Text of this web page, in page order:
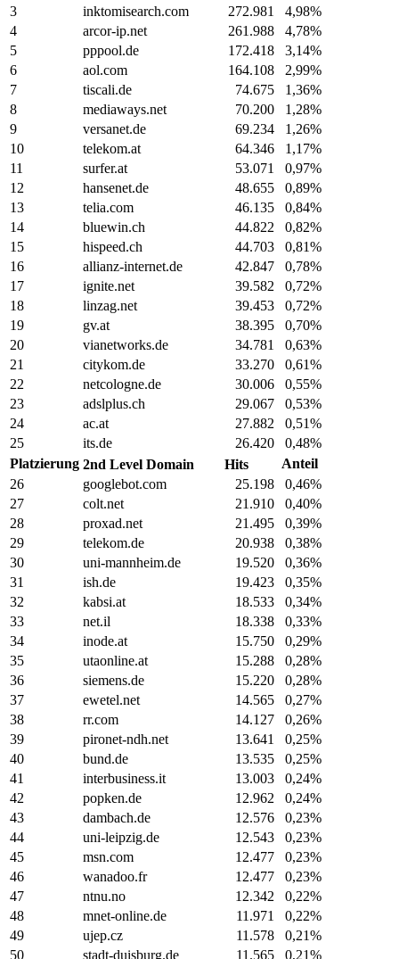
3
inktomisearch.com 272.981
4,98%
4
arcor-ip.net 261.988
4,78%
5
pppool.de 172.418
3,14%
6
aol.com 164.108
2,99%
7
tiscali.de 74.675
1,36%
8
mediaways.net 70.200
1,28%
9
versanet.de 69.234
1,26%
10
telekom.at 64.346
1,17%
11
surfer.at 53.071
0,97%
12
hansenet.de 48.655
0,89%
13
telia.com 46.135
0,84%
14
bluewin.ch 44.822
0,82%
15
hispeed.ch 44.703
0,81%
16
allianz-internet.de 42.847
0,78%
17
ignite.net 39.582
0,72%
18
linzag.net 39.453
0,72%
19
gv.at 38.395
0,70%
20
vianetworks.de 34.781
0,63%
21
citykom.de 33.270
0,61%
22
netcologne.de 30.006
0,55%
23
adslplus.ch 29.067
0,53%
24
ac.at 27.882
0,51%
25
its.de 26.420
0,48%
Platzierung 2nd Level Domain Hits
Anteil
26
googlebot.com 25.198
0,46%
27
colt.net 21.910
0,40%
28
proxad.net 21.495
0,39%
29
telekom.de 20.938
0,38%
30
uni-mannheim.de 19.520
0,36%
31
ish.de 19.423
0,35%
32
kabsi.at 18.533
0,34%
33
net.il 18.338
0,33%
34
inode.at 15.750
0,29%
35
utaonline.at 15.288
0,28%
36
siemens.de 15.220
0,28%
37
ewetel.net 14.565
0,27%
38
rr.com 14.127
0,26%
39
pironet-ndh.net 13.641
0,25%
40
bund.de 13.535
0,25%
41
interbusiness.it 13.003
0,24%
42
popken.de 12.962
0,24%
43
dambach.de 12.576
0,23%
44
uni-leipzig.de 12.543
0,23%
45
msn.com 12.477
0,23%
46
wanadoo.fr 12.477
0,23%
47
ntnu.no 12.342
0,22%
48
mnet-online.de 11.971
0,22%
49
ujep.cz 11.578
0,21%
50
stadt-duisburg.de 11.565 0,21%